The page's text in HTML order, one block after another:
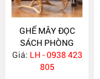
GHẾ MÂY ĐỌC
SÁCH PHÒNG
NGỦ MA851
Giá: LH - 0938 423
805